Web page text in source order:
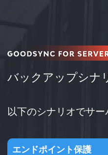
バックアップシナ
以下のシナリオでサ
エンドポイント保護